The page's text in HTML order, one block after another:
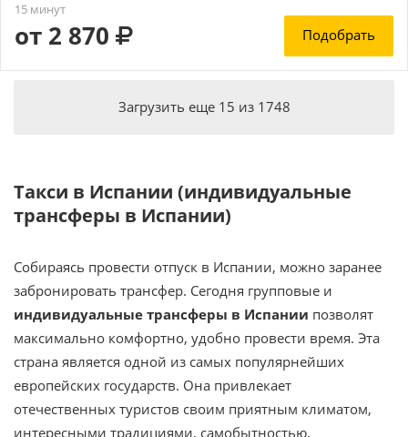
15 минут
от 2 870 Подобрать
Загрузить еще 15 из 1748
Такси в Испании (индивидуальные
трансферы в Испании)
Собираясь провести отпуск в Испании, можно заранее
забронировать трансфер. Сегодня групповые и
индивидуальные трансферы в Испании позволят
максимально комфортно, удобно провести время. Эта
страна является одной из самых популярнейших
европейских государств. Она привлекает
отечественных туристов своим приятным климатом,
интересными традициями, самобытностью,